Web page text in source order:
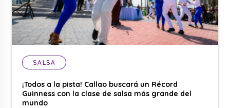
SALSA
¡Todos a la pista! Callao buscará un Récord
Guinness con la clase de salsa más grande del
mundo